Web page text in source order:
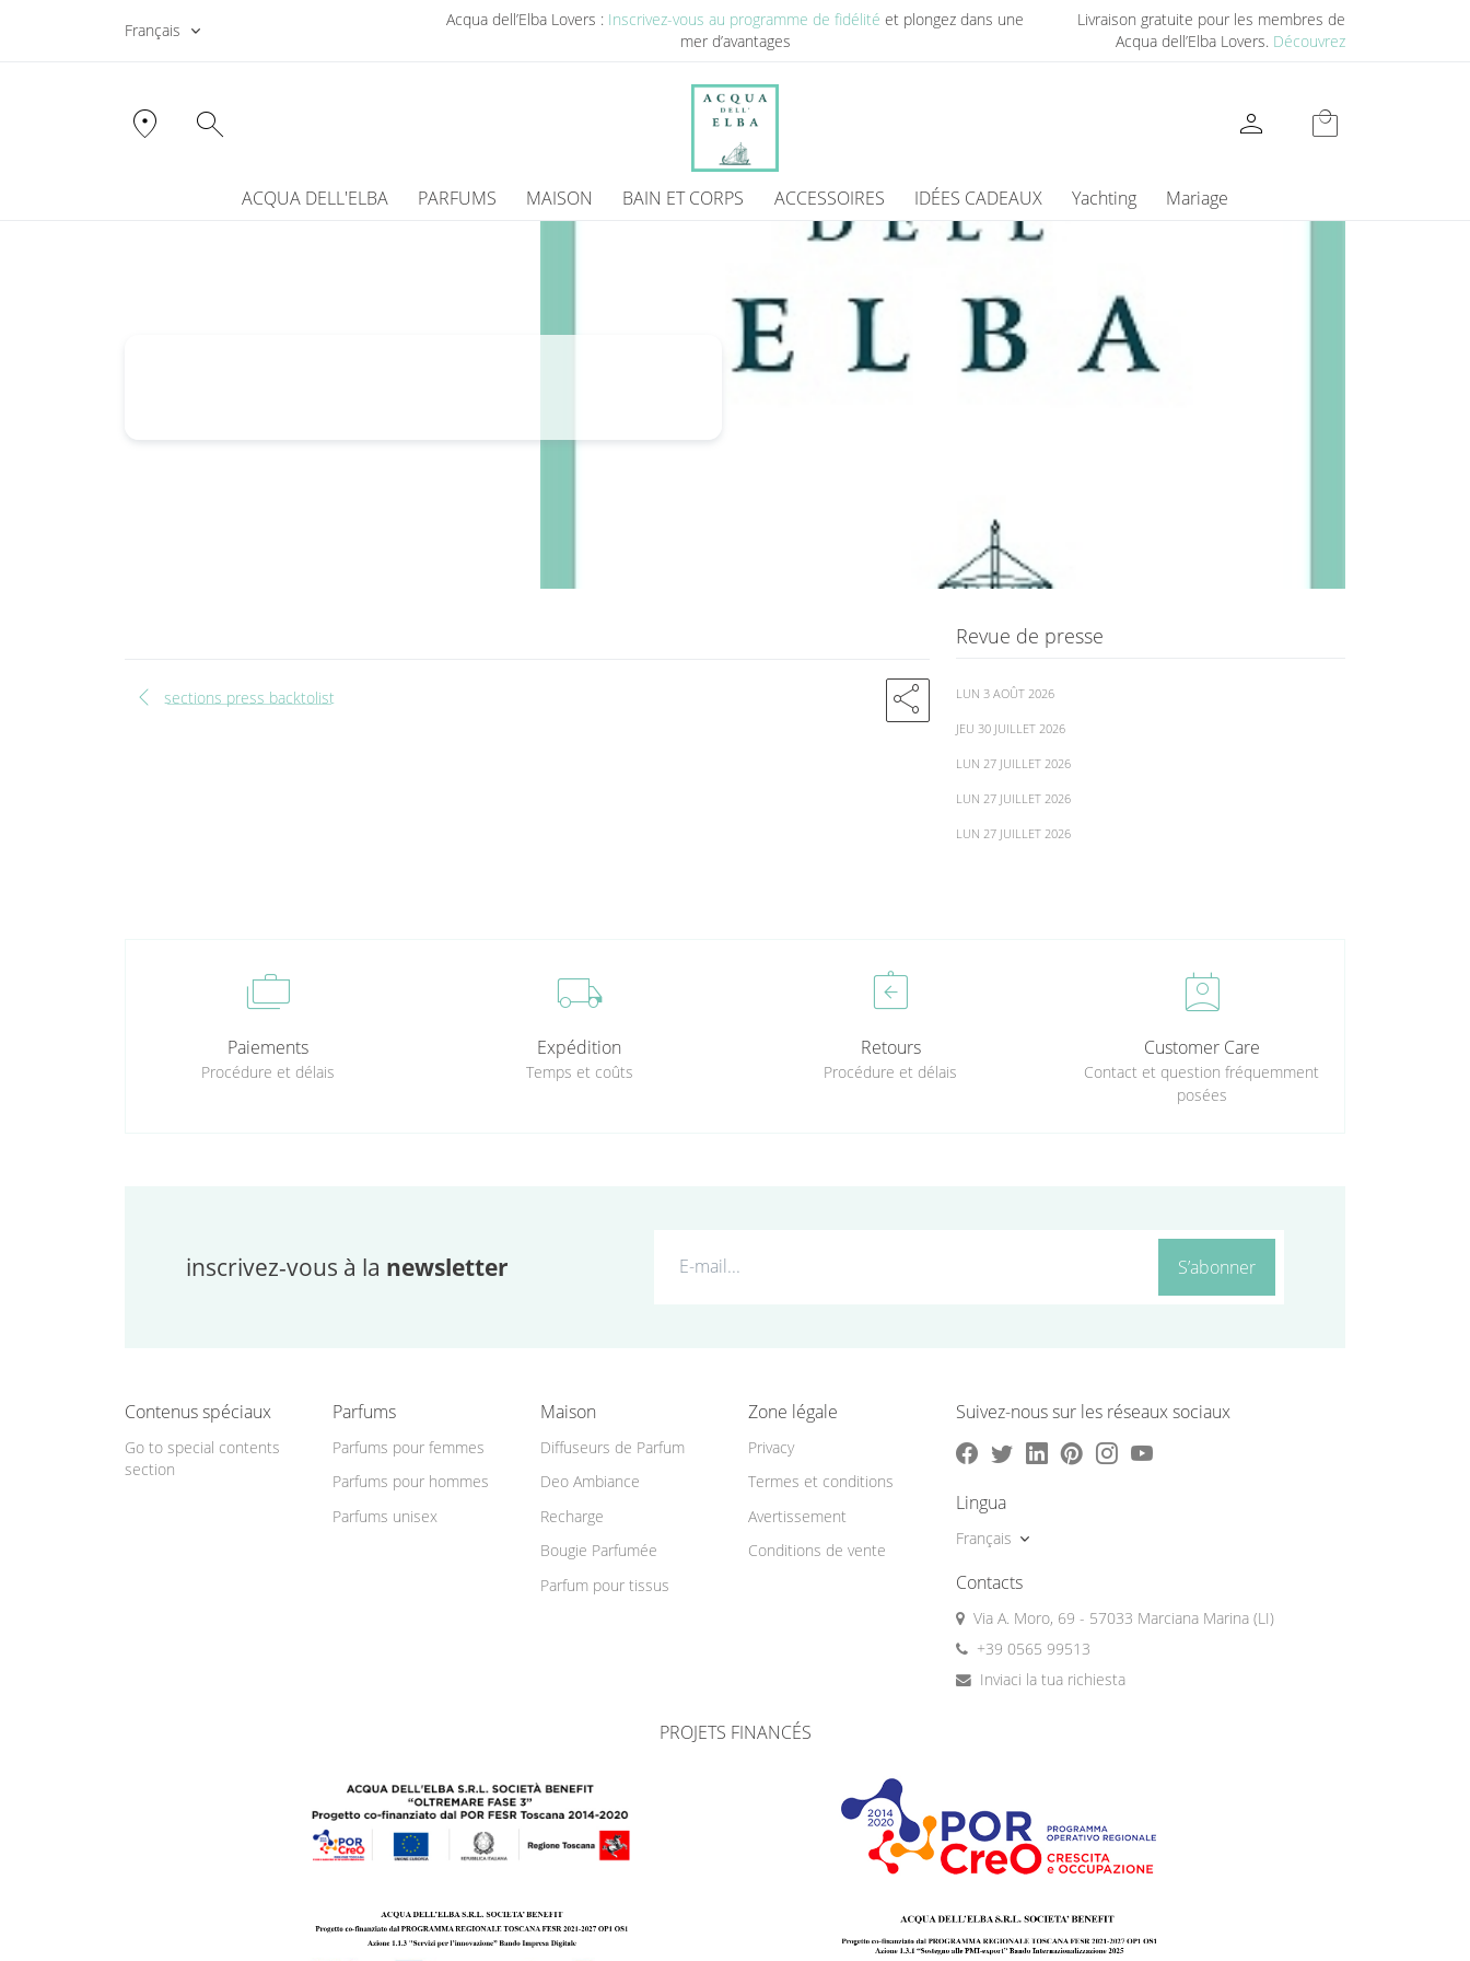
Français
Acqua dell’Elba Lovers : Inscrivez-vous au programme de fidélité et plongez dans une
mer d’avantages
Livraison gratuite pour les membres de
Acqua dell’Elba Lovers. Découvrez
location_on search person local_mall
ACQUA DELL'ELBA PARFUMS MAISON BAIN ET CORPS ACCESSOIRES IDÉES CADEAUX Yachting Mariage
chevron_left sections press backtolist share
Revue de presse
LUN 3 AOÛT 2026
JEU 30 JUILLET 2026
LUN 27 JUILLET 2026
LUN 27 JUILLET 2026
LUN 27 JUILLET 2026
cases
Paiements
Procédure et délais
local_shipping
Expédition
Temps et coûts
assignment_return
Retours
Procédure et délais
perm_contact_calendar
Customer Care
Contact et question fréquemment
posées
inscrivez-vous à la newsletter S’abonner
Contenus spéciaux
Go to special contents
section
Parfums
Parfums pour femmes
Parfums pour hommes
Parfums unisex
Maison
Diffuseurs de Parfum
Deo Ambiance
Recharge
Bougie Parfumée
Parfum pour tissus
Zone légale
Privacy
Termes et conditions
Avertissement
Conditions de vente
Suivez-nous sur les réseaux sociaux
Lingua
Français
Contacts
Via A. Moro, 69 - 57033 Marciana Marina (LI)
+39 0565 99513
Inviaci la tua richiesta
PROJETS FINANCÉS